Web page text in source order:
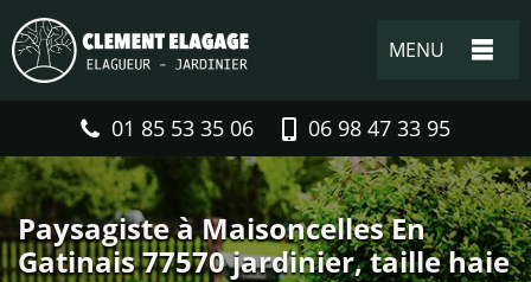
MENU
01 85 53 35 06 06 98 47 33 95
Paysagiste à Maisoncelles En
Gatinais 77570 jardinier, taille haie